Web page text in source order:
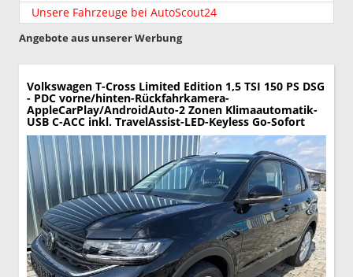
Unsere Fahrzeuge bei AutoScout24
Angebote aus unserer Werbung
Volkswagen T-Cross Limited Edition 1,5 TSI 150 PS DSG
- PDC vorne/hinten-Rückfahrkamera-
AppleCarPlay/AndroidAuto-2 Zonen Klimaautomatik-
USB C-ACC inkl. TravelAssist-LED-Keyless Go-Sofort